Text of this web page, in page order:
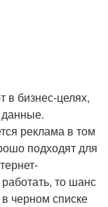
в бизнес-целях,
данные.
реклама в том
подходят для
то шанс
черном списке